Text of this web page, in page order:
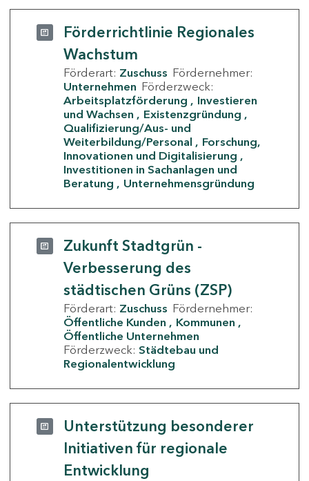
Förderrichtlinie Regionales
Wachstum
Förderart: Zuschuss Fördernehmer:
Unternehmen Förderzweck:
Arbeitsplatzförderung
Investieren
und Wachsen
Existenzgründung
Qualifizierung/Aus- und
Weiterbildung/Personal
Forschung,
Innovationen und Digitalisierung
Investitionen in Sachanlagen und
Beratung
Unternehmensgründung
Zukunft Stadtgrün -
Verbesserung des
städtischen Grüns (ZSP)
Förderart: Zuschuss Fördernehmer:
Öffentliche Kunden
Kommunen
Öffentliche Unternehmen
Förderzweck: Städtebau und
Regionalentwicklung
Unterstützung besonderer
Initiativen für regionale
Entwicklung